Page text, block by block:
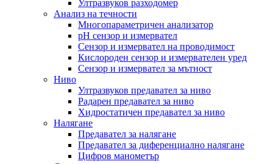
Ултразвуков разходомер
Анализ на течности
Многопараметричен анализатор
pH сензор и измервател
Сензор и измервател на проводимост
Кислороден сензор и измервателен уред
Сензор и измервател за мътност
Ниво
Ултразвуков предавател за ниво
Радарен предавател за ниво
Хидростатичен предавател за ниво
Налягане
Предавател за налягане
Предавател за диференциално налягане
Цифров манометър